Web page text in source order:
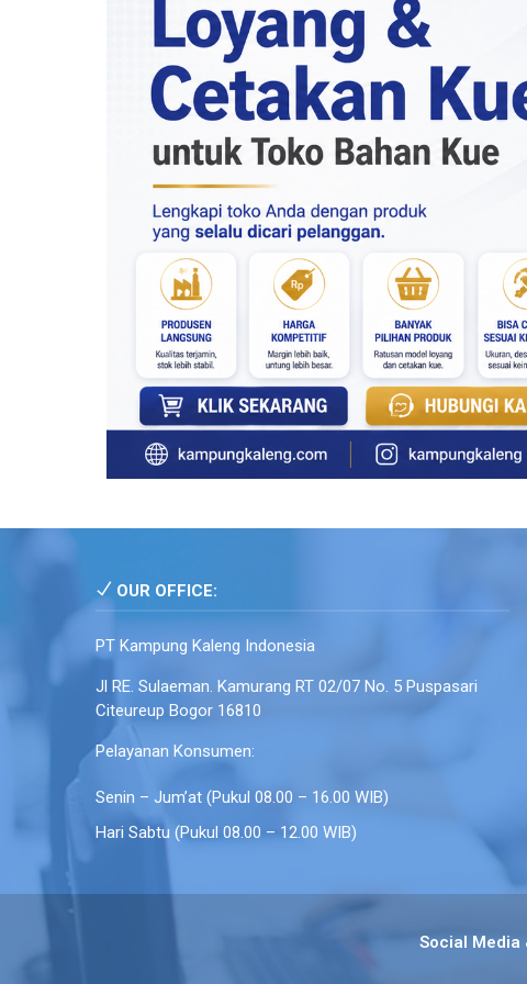
OUR OFFICE:
PT Kampung Kaleng Indonesia
Jl RE. Sulaeman. Kamurang RT 02/07 No. 5 Puspasari
Citeureup Bogor 16810
Pelayanan Konsumen:
Senin – Jum’at (Pukul 08.00 – 16.00 WIB)
Hari Sabtu (Pukul 08.00 – 12.00 WIB)
Social Media